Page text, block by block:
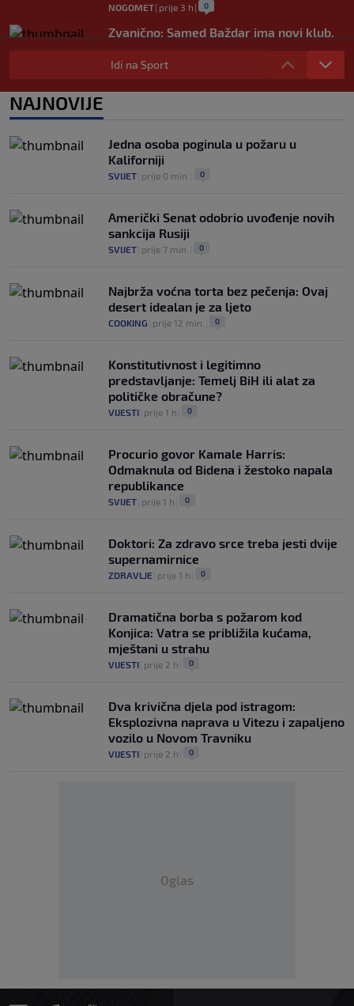
NOGOMET| prije 3 h | 0
Zvanično: Samed Baždar ima novi klub,
zadužio broj sa velikom "težinom"
NOGOMET|prije 5 h
Prije nekoliko godina zaludjela je
Idi na Sport
NAJNOVIJE
Jedna osoba poginula u požaru u
Kaliforniji
SVIJET prije 0 min. 0
Američki Senat odobrio uvođenje novih
sankcija Rusiji
SVIJET prije 7 min. 0
Najbrža voćna torta bez pečenja: Ovaj
desert idealan je za ljeto
COOKING prije 12 min. 0
Konstitutivnost i legitimno
predstavljanje: Temelj BiH ili alat za
političke obračune?
VIJESTI prije 1 h 0
Procurio govor Kamale Harris:
Odmaknula od Bidena i žestoko napala
republikance
SVIJET prije 1 h 0
Doktori: Za zdravo srce treba jesti dvije
supernamirnice
ZDRAVLJE prije 1 h 0
Dramatična borba s požarom kod
Konjica: Vatra se približila kućama,
mještani u strahu
VIJESTI prije 2 h 0
Dva krivična djela pod istragom:
Eksplozivna naprava u Vitezu i zapaljeno
vozilo u Novom Travniku
VIJESTI prije 2 h 0
Oglas